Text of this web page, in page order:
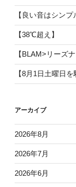
【良い音はシンプ
【38℃超え】
【BLAM>リーズ
【8月1日土曜日を
アーカイブ
2026年8月
2026年7月
2026年6月